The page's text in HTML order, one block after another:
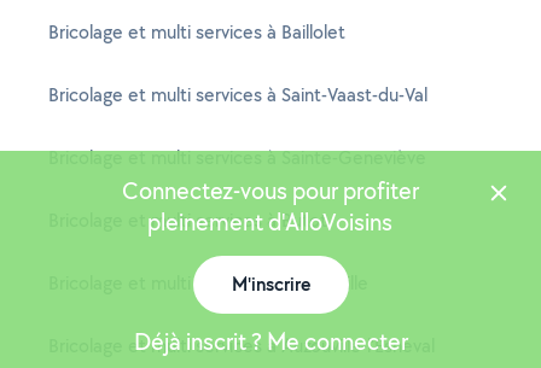
Bricolage et multi services à Baillolet
Bricolage et multi services à Saint-Vaast-du-Val
Bricolage et multi services à Sainte-Geneviève
Bricolage et multi services à Butot
Bricolage et multi services à Hermeville
Bricolage et multi services à Auzouville-l'Esneval
Connectez-vous pour profiter
pleinement d'AlloVoisins
M'inscrire
Déjà inscrit ? Me connecter